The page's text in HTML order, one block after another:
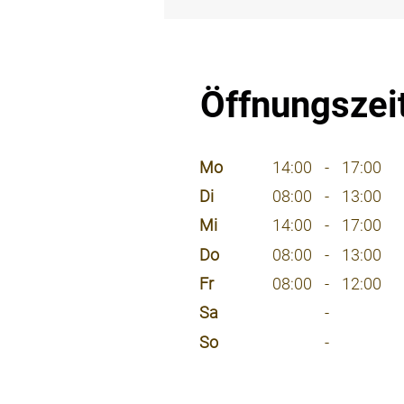
Mo
14:00 - 17:00
Di
08:00 - 13:00
Mi
14:00 - 17:00
Do
08:00 - 13:00
Fr
08:00 - 12:00
Sa
-
So
-